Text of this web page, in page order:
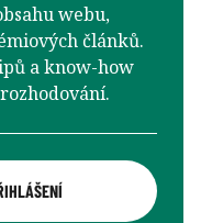
webu,
článků.
a know-how